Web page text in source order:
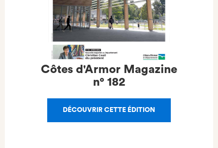
Côtes d'Armor Magazine
n° 182
DÉCOUVRIR CETTE ÉDITION